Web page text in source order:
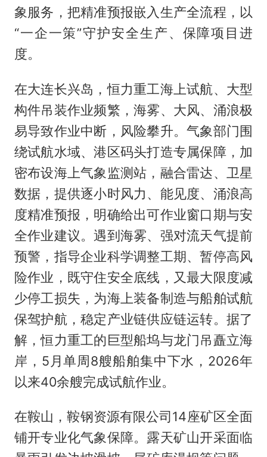
象服务，把精准预报嵌入生产全流程，以
“一企一策”守护安全生产、保障项目进
度。
在大连长兴岛，恒力重工海上试航、大型
构件吊装作业频繁，海雾、大风、涌浪极
易导致作业中断，风险攀升。气象部门围
绕试航水域、港区码头打造专属保障，加
密布设海上气象监测站，融合雷达、卫星
数据，提供逐小时风力、能见度、涌浪高
度精准预报，明确给出可作业窗口期与安
全作业建议。遇到海雾、强对流天气提前
预警，指导企业科学调整工期、暂停高风
险作业，既守住安全底线，又最大限度减
少停工损失，为海上装备制造与船舶试航
保驾护航，稳定产业链供应链运转。据了
解，恒力重工的巨型船坞与龙门吊矗立海
岸，5月单周8艘船舶集中下水，2026年
以来40余艘完成试航作业。
在鞍山，鞍钢资源有限公司14座矿区全面
铺开专业化气象保障。露天矿山开采面临